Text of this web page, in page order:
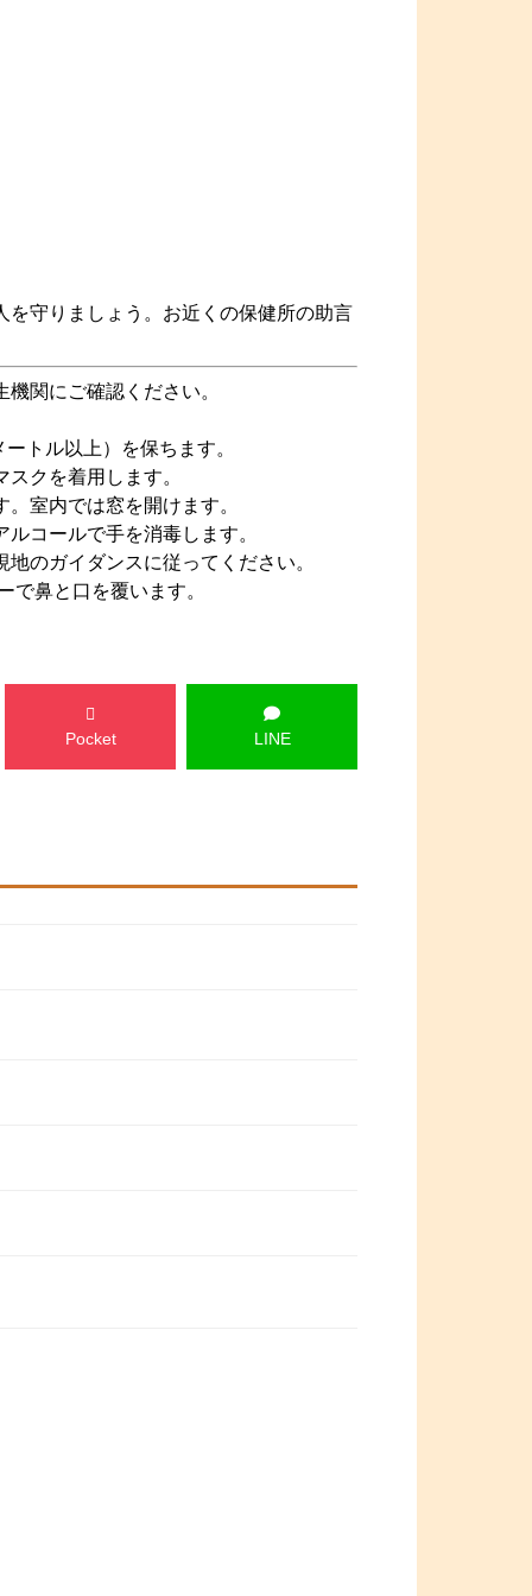
守りましょう。お近くの保健所の助言
関にご確認ください。
トル以上）を保ちます。
クを着用します。
室内では窓を開けます。
コールで手を消毒します。
のガイダンスに従ってください。
で鼻と口を覆います。
Pocket LINE